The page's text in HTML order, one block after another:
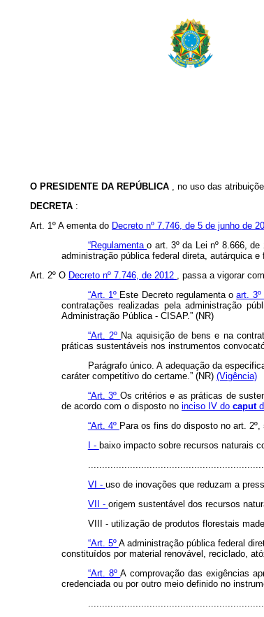
O PRESIDENTE DA REPÚBLICA , no uso das
DECRETA :
Art. 1º A ementa do Decreto nº 7.746, de 5 de junho de
“Regulamentao art. 3º da Lei nº 8.666,
administração pública federal direta, autárquica
Art. 2º O Decreto nº 7.746, de 2012 , passa a vigorar
“Art. 1º Este Decreto regulamenta oart. 3º
contratações realizadas pela administração
Administração Pública - CISAP.” (NR)
“Art. 2º Na aquisição de bens e na
práticas sustentáveis nos instrumentos
Parágrafo único. A adequação da
caráter competitivo do certame.” (NR) (Vigência)
“Art. 3º Os critérios e as práticas de
de acordo com o disposto no inciso IV do caput
“Art. 4º Para os fins do disposto no art.
I - baixo impacto sobre recursos naturais
VI - uso de inovações que reduzam a
VII - origem sustentável dos recursos
VIII - utilização de produtos florestais
“Art. 5º A administração pública federal
constituídos por material renovável, reciclado,
“Art. 8ºA comprovação das exigências
credenciada ou por outro meio definido no